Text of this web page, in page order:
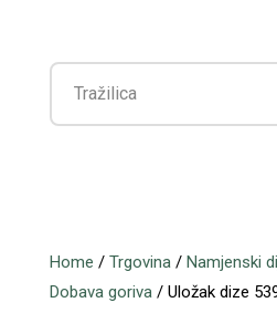
Home / Trgovina/ Namjenski
Dobava goriva/ Uložak dize